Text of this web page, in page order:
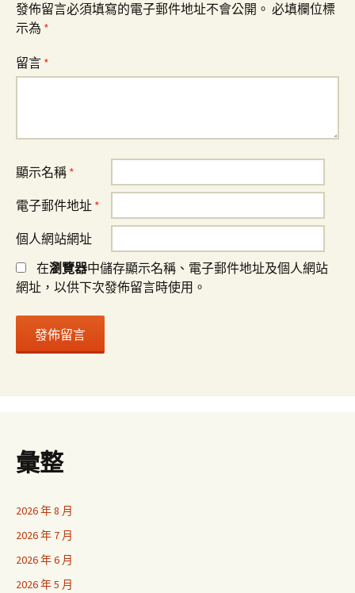
發佈留言必須填寫的電子郵件地址不會公開。 必填欄位標
示為 *
留言 *
顯示名稱 *
電子郵件地址 *
個人網站網址
在瀏覽器中儲存顯示名稱、電子郵件地址及個人網站
網址，以供下次發佈留言時使用。
彙整
2026 年 8 月
2026 年 7 月
2026 年 6 月
2026 年 5 月